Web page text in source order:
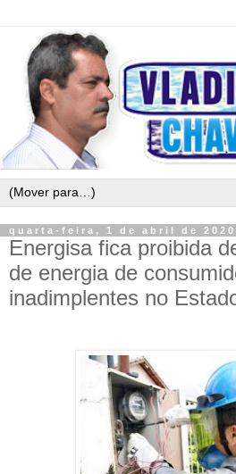
quarta-feira, 1 de abril de 2020
Energisa fica proibida
de energia de
inadimplentes no